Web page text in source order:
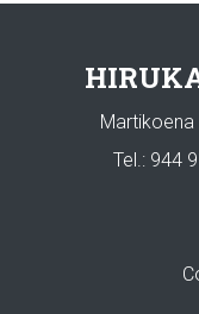
Tel.: 944